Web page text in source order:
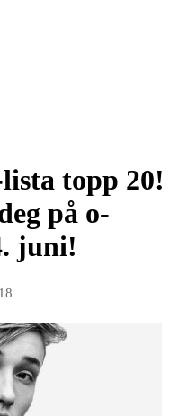
topp 20!
på o-
juni!